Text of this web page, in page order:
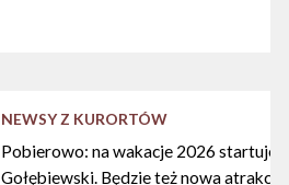
NEWSY Z KURORTÓW
Pobierowo: na wakacje 2026 startuje
Gołębiewski. Będzie też nowa atrakcja